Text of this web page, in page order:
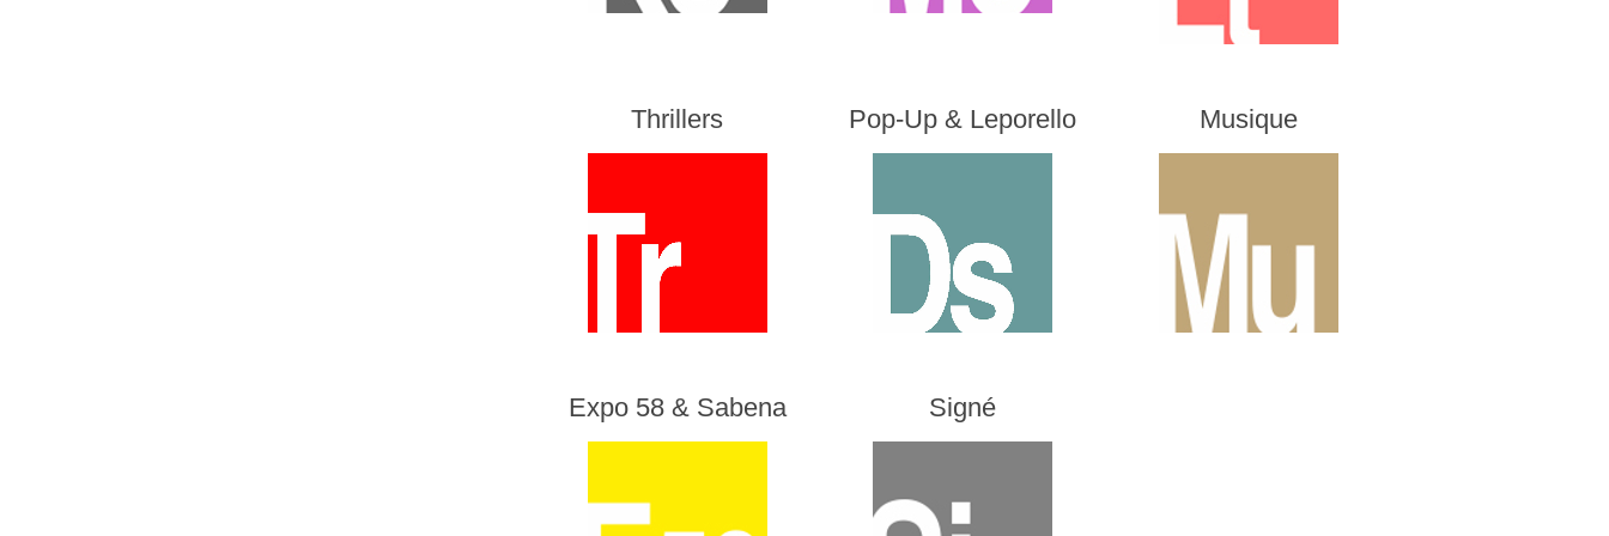
Thrillers Pop-Up & Leporello Musique
Expo 58 & Sabena Signé